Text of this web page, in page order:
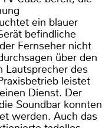
ein blauer
befindliche
Fernseher nicht
über den
Lautsprecher des
leistet
Dienst. Der
Soundbar konnten
werden. Auch das